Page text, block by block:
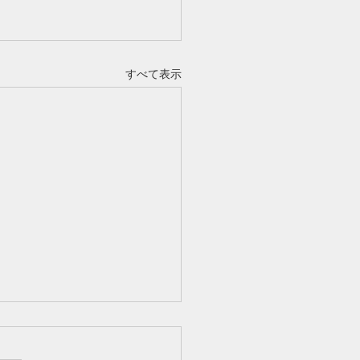
すべて表示
まのお声 009